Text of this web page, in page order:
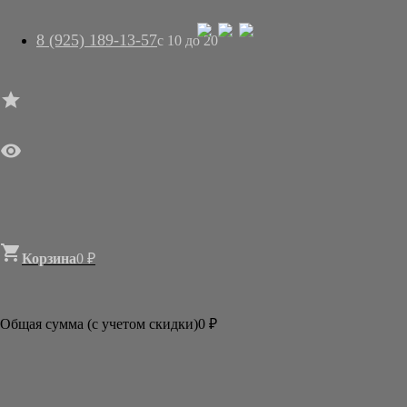

БУМАГА
8 (925) 189-13-57с 10 до 20


Корзина0 ₽
Общая сумма (с учетом скидки)0 ₽